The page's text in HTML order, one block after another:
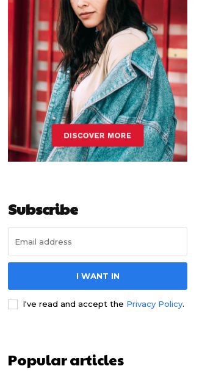
Subscribe
I WANT IN
I've read and accept the Privacy Policy.
Popular articles